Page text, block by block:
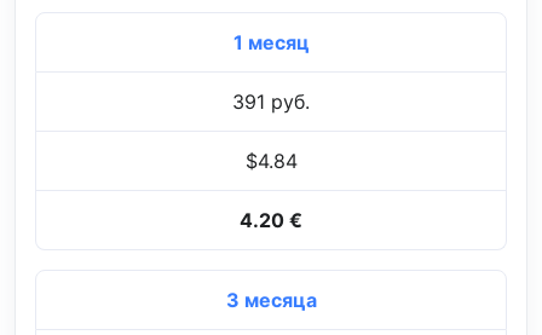
1 месяц
391 руб.
$4.84
4.20 €
3 месяца